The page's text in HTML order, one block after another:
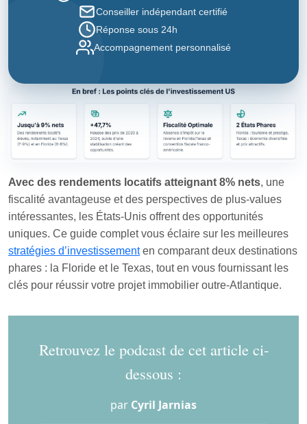
Conseiller indépendant certifié
Réponse sous 24h
Accompagnement personnalisé
Avec des rendements locatifs atteignant 8% nets, une
fiscalité avantageuse et des perspectives de plus-values
intéressantes, les États-Unis offrent des opportunités
uniques. Ce guide complet vous éclaire sur les meilleures
stratégies d’investissementen comparant deux destinations
phares : la Floride et le Texas, tout en vous fournissant les
clés pour réussir votre projet immobilier outre-Atlantique.
Retrouvez le podcast de cet article ci-
dessous :
par Cyril Jarnias